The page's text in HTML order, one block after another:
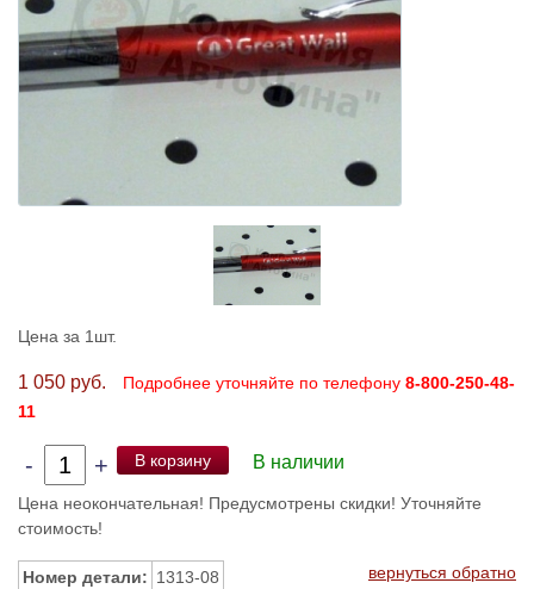
Цена за 1шт.
1 050 руб. Подробнее уточняйте по телефону 8-800-250-48-
11
- + В корзину В наличии
Цена неокончательная! Предусмотрены скидки! Уточняйте
стоимость!
Номер детали: 1313-08 вернуться обратно